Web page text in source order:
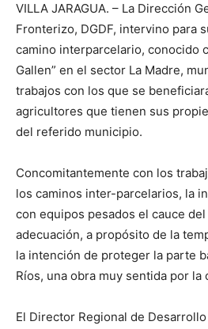
VILLA JARAGUA. – La Dirección
Fronterizo, DGDF, intervino para
camino interparcelario, conocido
Gallen” en el sector La Madre,
trabajos con los que se
agricultores que tienen sus
del referido municipio.
Concomitantemente con los
los caminos inter-parcelarios, la
con equipos pesados el cauce
adecuación, a propósito de la
la intención de proteger la parte
Ríos, una obra muy sentida por la
El Director Regional de